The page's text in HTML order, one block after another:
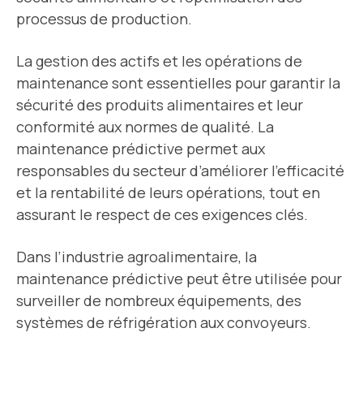
processus de production.
La gestion des actifs et les opérations de
maintenance sont essentielles pour garantir la
sécurité des produits alimentaires et leur
conformité aux normes de qualité. La
maintenance prédictive permet aux
responsables du secteur d’améliorer l’efficacité
et la rentabilité de leurs opérations, tout en
assurant le respect de ces exigences clés.
Dans l’industrie agroalimentaire, la
maintenance prédictive peut être utilisée pour
surveiller de nombreux équipements, des
systèmes de réfrigération aux convoyeurs.